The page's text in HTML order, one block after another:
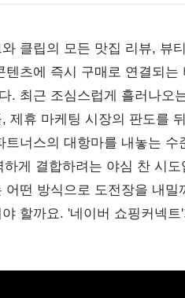
클립의 모든 맛집 리뷰, 뷰
텐츠에 즉시 구매로 연결되
. 최근 조심스럽게 흘러나오
제휴 마케팅 시장의 판도를
트너스의 대항마를 내놓는
하게 결합하려는 야심 찬 시
어떤 방식으로 도전장을 내
할까요. '네이버 쇼핑커넥